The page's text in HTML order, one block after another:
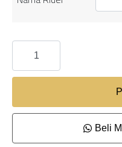
Beli